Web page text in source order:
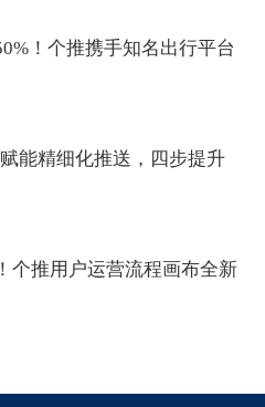
！个推携手知名出行平台
能精细化推送，四步提升
个推用户运营流程画布全新